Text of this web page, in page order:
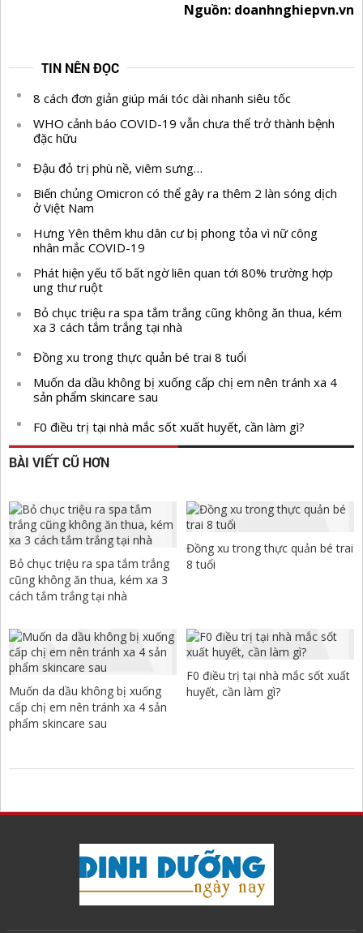
Nguồn: doanhnghiepvn.vn
TIN NÊN ĐỌC
8 cách đơn giản giúp mái tóc dài nhanh siêu tốc
WHO cảnh báo COVID-19 vẫn chưa thể trở thành bệnh
đặc hữu
Đậu đỏ trị phù nề, viêm sưng…
Biến chủng Omicron có thể gây ra thêm 2 làn sóng dịch
ở Việt Nam
Hưng Yên thêm khu dân cư bị phong tỏa vì nữ công
nhân mắc COVID-19
Phát hiện yếu tố bất ngờ liên quan tới 80% trường hợp
ung thư ruột
Bỏ chục triệu ra spa tắm trắng cũng không ăn thua, kém
xa 3 cách tắm trắng tại nhà
Đồng xu trong thực quản bé trai 8 tuổi
Muốn da dầu không bị xuống cấp chị em nên tránh xa 4
sản phẩm skincare sau
F0 điều trị tại nhà mắc sốt xuất huyết, cần làm gì?
BÀI VIẾT CŨ HƠN
Bỏ chục triệu ra spa tắm trắng
cũng không ăn thua, kém xa 3
cách tắm trắng tại nhà
Đồng xu trong thực quản bé trai
8 tuổi
Muốn da dầu không bị xuống
cấp chị em nên tránh xa 4 sản
phẩm skincare sau
F0 điều trị tại nhà mắc sốt xuất
huyết, cần làm gì?